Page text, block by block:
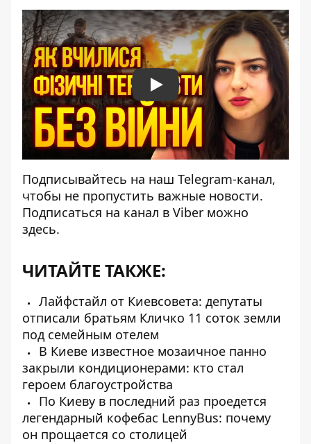
Play
Подписывайтесь на наш Telegram-канал,
чтобы не пропустить важные новости.
Подписаться на канал в Viber можно
здесь.
ЧИТАЙТЕ ТАКЖЕ:
Лайфстайл от Киевсовета: депутаты
отписали братьям Кличко 11 соток земли
под семейным отелем
В Киеве известное мозаичное панно
закрыли кондиционерами: кто стал
героем благоустройства
По Киеву в последний раз проедется
легендарный кофебас LennyBus: почему
он прощается со столицей